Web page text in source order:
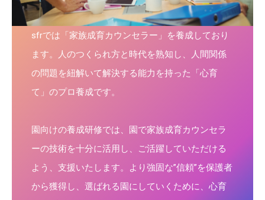
sfrでは「家族成育カウンセラー」を養成しており
ます。人のつくられ方と時代を熟知し、人間関係
の問題を紐解いて解決する能力を持った「心育
て」のプロ養成です。
園向けの養成研修では、園で家族成育カウンセラ
ーの技術を十分に活用し、ご活躍していただける
よう、支援いたします。より強固な”信頼”を保護者
から獲得し、選ばれる園にしていくために、心育